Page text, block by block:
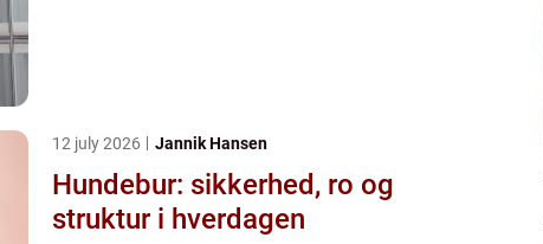
12 july 2026 Jannik Hansen
Hundebur: sikkerhed, ro og
struktur i hverdagen